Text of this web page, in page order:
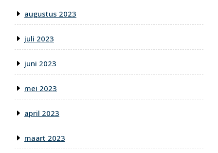
augustus 2023
juli 2023
juni 2023
mei 2023
april 2023
maart 2023